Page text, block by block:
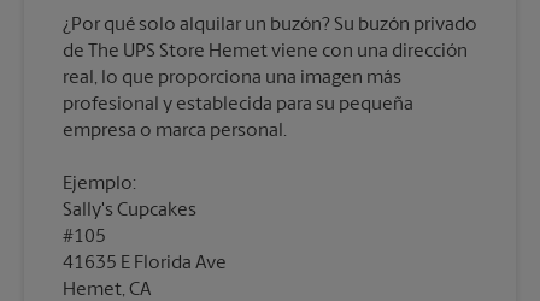
¿Por qué solo alquilar un buzón? Su buzón privado
de The UPS Store Hemet viene con una dirección
real, lo que proporciona una imagen más
profesional y establecida para su pequeña
empresa o marca personal.
Ejemplo:
Sally's Cupcakes
#105
41635 E Florida Ave
Hemet, CA